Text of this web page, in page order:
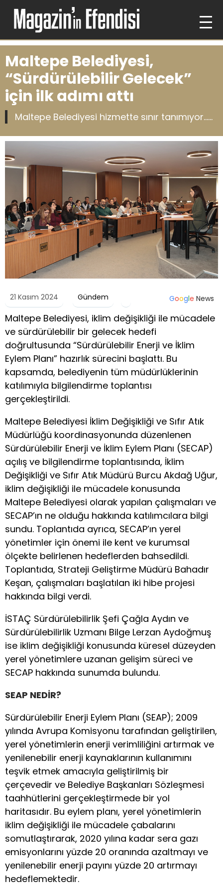
Maltepe Belediyesi,
“Sürdürülebilir Gelecek”
için ilk adımı attı
Maltepe Belediyesi hizmette sınır tanımıyor......
21 Kasım 2024 Gündem Google News
Maltepe Belediyesi, iklim değişikliği ile mücadele
ve sürdürülebilir bir gelecek hedefi
doğrultusunda “Sürdürülebilir Enerji ve İklim
Eylem Planı” hazırlık sürecini başlattı. Bu
kapsamda, belediyenin tüm müdürlüklerinin
katılımıyla bilgilendirme toplantısı
gerçekleştirildi.
Maltepe Belediyesi İklim Değişikliği ve Sıfır Atık
Müdürlüğü koordinasyonunda düzenlenen
Sürdürülebilir Enerji ve İklim Eylem Planı (SECAP)
açılış ve bilgilendirme toplantısında, İklim
Değişikliği ve Sıfır Atık Müdürü Burcu Akdağ Uğur,
iklim değişikliği ile mücadele konusunda
Maltepe Belediyesi olarak yapılan çalışmaları ve
SECAP’ın ne olduğu hakkında katılımcılara bilgi
sundu. Toplantıda ayrıca, SECAP’ın yerel
yönetimler için önemi ile kent ve kurumsal
ölçekte belirlenen hedeflerden bahsedildi.
Toplantıda, Strateji Geliştirme Müdürü Bahadır
Keşan, çalışmaları başlatılan iki hibe projesi
hakkında bilgi verdi.
İSTAÇ Sürdürülebilirlik Şefi Çağla Aydın ve
Sürdürülebilirlik Uzmanı Bilge Lerzan Aydoğmuş
ise iklim değişikliği konusunda küresel düzeyden
yerel yönetimlere uzanan gelişim süreci ve
SECAP hakkında sunumda bulundu.
SEAP NEDİR?
Sürdürülebilir Enerji Eylem Planı (SEAP); 2009
yılında Avrupa Komisyonu tarafından geliştirilen,
yerel yönetimlerin enerji verimliliğini artırmak ve
yenilenebilir enerji kaynaklarının kullanımını
teşvik etmek amacıyla geliştirilmiş bir
çerçevedir ve Belediye Başkanları Sözleşmesi
taahhütlerini gerçekleştirmede bir yol
haritasıdır. Bu eylem planı, yerel yönetimlerin
iklim değişikliği ile mücadele çabalarını
somutlaştırarak, 2020 yılına kadar sera gazı
emisyonlarını yüzde 20 oranında azaltmayı ve
yenilenebilir enerji payını yüzde 20 artırmayı
hedeflemektedir.